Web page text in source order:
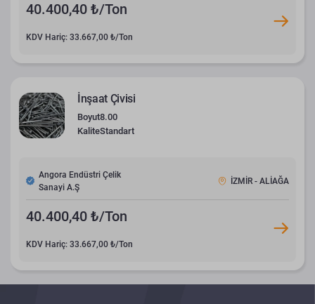
40.400,40 ₺/Ton
KDV Hariç: 33.667,00 ₺/Ton
İnşaat Çivisi
Boyut8.00
KaliteStandart
Angora Endüstri Çelik
Sanayi A.Ş
İZMİR - ALİAĞA
40.400,40 ₺/Ton
KDV Hariç: 33.667,00 ₺/Ton